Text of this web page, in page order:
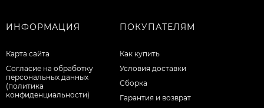
ИНФОРМАЦИЯ
Карта сайта
Согласие на обработку
персональных данных
(политика
конфиденциальности)
ПОКУПАТЕЛЯМ
Как купить
Условия доставки
Сборка
Гарантия и возврат